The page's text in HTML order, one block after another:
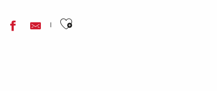
Ajouter aux favoris